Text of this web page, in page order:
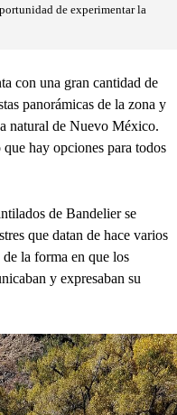
de experimentar la
con una gran cantidad de
panorámicas de la zona y
natural de Nuevo México.
hay opciones para todos
de Bandelier se
que datan de hace varios
la forma en que los
y expresaban su